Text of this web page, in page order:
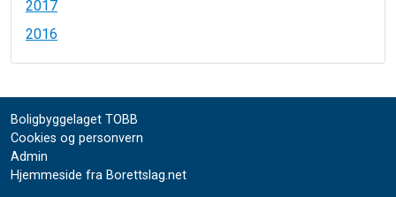
2017
2016
Boligbyggelaget TOBB
Cookies og personvern
Admin
Hjemmeside fra Borettslag.net